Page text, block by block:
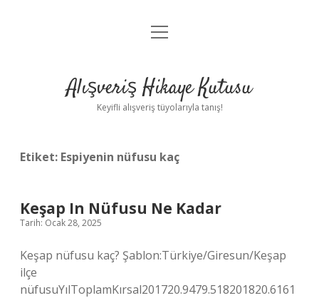
Anasayfa
Yasal Uyarı
menüyü
Alışveriş Hikaye Kutusu
Keyifli alışveriş tüyolarıyla tanış!
Etiket: Espiyenin nüfusu kaç
Keşap In Nüfusu Ne Kadar
Tarih: Ocak 28, 2025
Keşap nüfusu kaç? Şablon:Türkiye/Giresun/Keşap
ilçe
nüfusuYılToplamKırsal201720.9479.518201820.6161